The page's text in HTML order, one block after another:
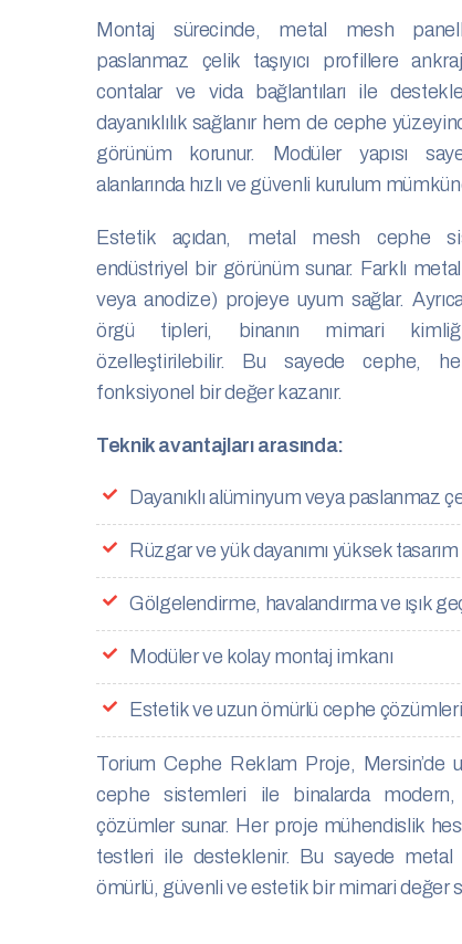
Montaj sürecinde, metal mesh
paslanmaz çelik taşıyıcı profillere
contalar ve vida bağlantıları ile
dayanıklılık sağlanır hem de cephe
görünüm korunur. Modüler yapısı
alanlarında hızlı ve güvenli kurulum
Estetik açıdan, metal mesh cephe
endüstriyel bir görünüm sunar. Farklı
veya anodize) projeye uyum sağlar.
örgü tipleri, binanın mimari
özelleştirilebilir. Bu sayede cephe,
fonksiyonel bir değer kazanır.
Teknik avantajları arasında:
Dayanıklı alüminyum veya paslanmaz
Rüzgar ve yük dayanımı yüksek tasarım
Gölgelendirme, havalandırma ve ışık
Modüler ve kolay montaj imkanı
Estetik ve uzun ömürlü cephe çözümleri
Torium Cephe Reklam Proje, Mersin’de
cephe sistemleri ile binalarda modern,
çözümler sunar. Her proje mühendislik
testleri ile desteklenir. Bu sayede metal
ömürlü, güvenli ve estetik bir mimari değer